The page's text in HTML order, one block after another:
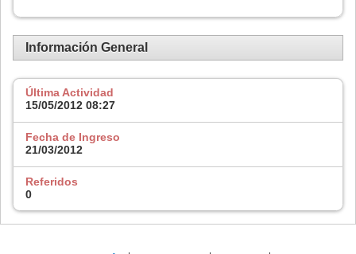
Información General
Última Actividad
15/05/2012 08:27
Fecha de Ingreso
21/03/2012
Referidos
0